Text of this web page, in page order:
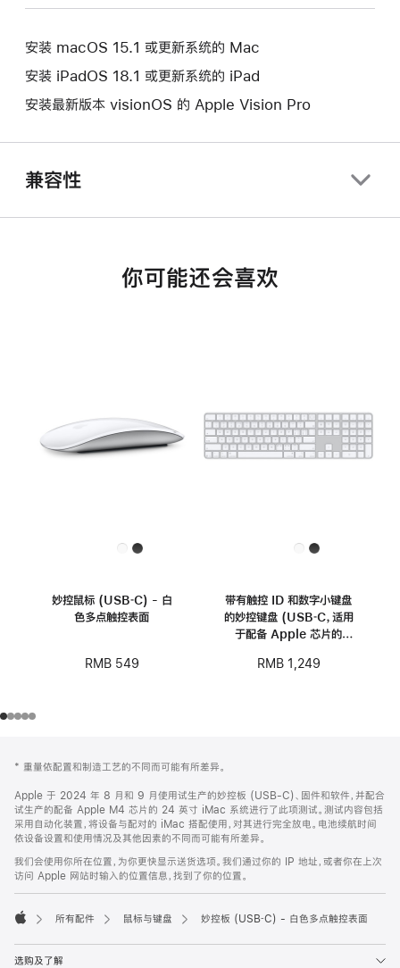
安装 macOS 15.1 或更新系统的 Mac
安装 iPadOS 18.1 或更新系统的 iPad
安装最新版本 visionOS 的 Apple Vision Pro
兼容性
你可能还会喜欢
妙控鼠标 (USB‑C) - 白
色多点触控表面
RMB 549
带有触控 ID 和数字小键盘
的妙控键盘 (USB‑C，适用
于配备 Apple 芯片的
- 白色按键
RMB 1,249
页
页
脚
注
* 重量依配置和制造工艺的不同而可能有所差异。
Apple 于 2024 年 8 月和 9 月使用试生产的妙控板 (USB-C)、固件和软件，并配合
试生产的配备 Apple M4 芯片的 24 英寸 iMac 系统进行了此项测试。测试内容包括
采用自动化装置，将设备与配对的 iMac 搭配使用，对其进行完全放电。电池续航时间
依设备设置和使用情况及其他因素的不同而可能有所差异。
我们会使用你所在位置，为你更快显示送货选项。我们通过你的 IP 地址，或者你在上次
访问 Apple 网站时输入的位置信息，找到了你的位置。
所有配件 鼠标与键盘 妙控板 (USB‑C) - 白色多点触控表面
选购及了解